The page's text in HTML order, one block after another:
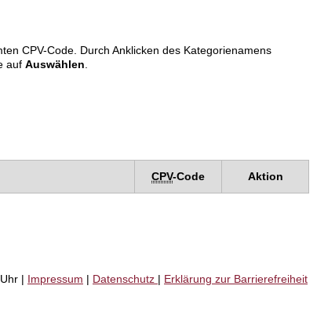
CPV-Code. Durch Anklicken des Kategorienamens
auf Auswählen
CPV-Code Aktion
| Impressum | Datenschutz | Erklärung zur Barrierefreiheit